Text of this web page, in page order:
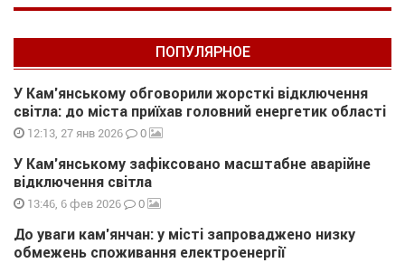
ПОПУЛЯРНОЕ
У Кам’янському обговорили жорсткі відключення
світла: до міста приїхав головний енергетик області
12:13, 27 янв 2026 0
У Кам’янському зафіксовано масштабне аварійне
відключення світла
13:46, 6 фев 2026 0
До уваги кам’янчан: у місті запроваджено низку
обмежень споживання електроенергії